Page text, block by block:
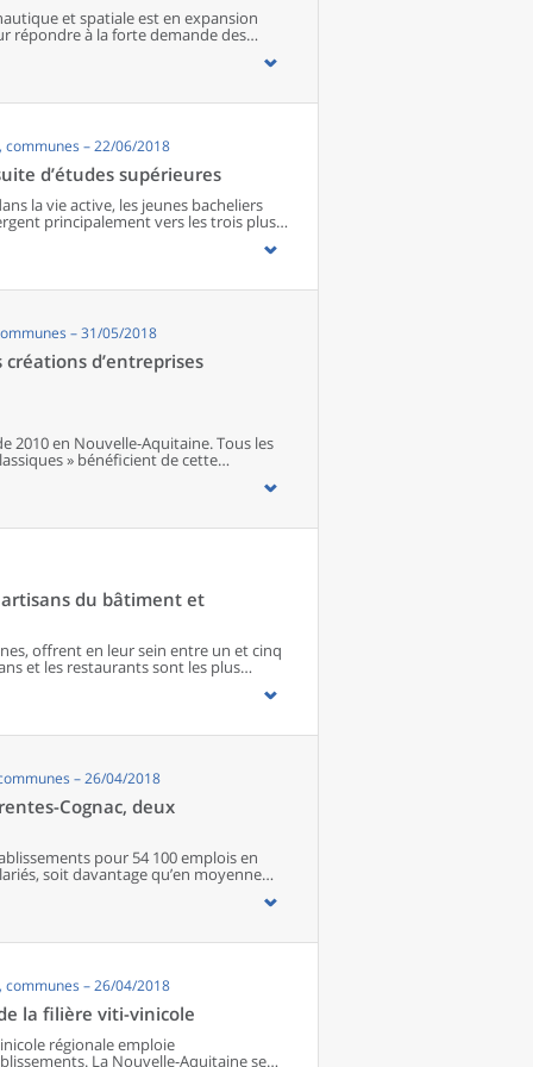
et spatiale est en expansion
répondre à la forte demande des
à plein régime et sont proches de
– 22/06/2018
d’études supérieures
la vie active, les jeunes bacheliers
principalement vers les trois plus
Plus d’un étudiant sur deux
des principaux lieux de formation.
au regard de ces éléments, sont
conduits à choisir les formations
de technicien supérieur en
– 31/05/2018
d’entreprises
2010 en Nouvelle-Aquitaine. Tous les
» bénéficient de cette
rompent avec la désaffection
les secteurs d’activité. Le nombre de
artisans du bâtiment et
offrent en leur sein entre un et cinq
et les restaurants sont les plus
agricole. Les commerces
de façon significative que dans
encore plus large. Aux
– 26/04/2018
Cognac, deux
pour 54 100 emplois en
soit davantage qu’en moyenne
négociants, en passant par la
plan dans la filière. Parmi eux,
chaque bassin dispose d’une
les exploitations agricoles intègrent
Charentes-Cognac, les activités sont
des boissons. Dans la filière
le reste de l’économie régionale,
élevés qu’en moyenne. Enfin, les
– 26/04/2018
la filière viti-vinicole
régionale emploie
La Nouvelle-Aquitaine se